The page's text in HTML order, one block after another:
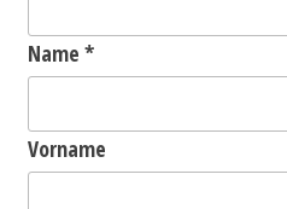
Name *
Vorname